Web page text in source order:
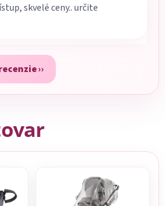
skvelé ceny.. určite